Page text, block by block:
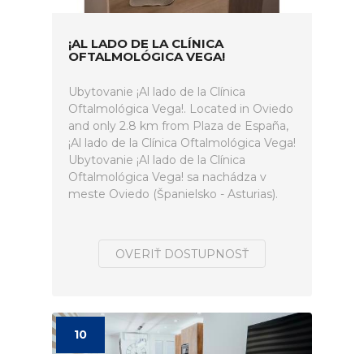
¡AL LADO DE LA CLÍNICA
OFTALMOLÓGICA VEGA!
Ubytovanie ¡Al lado de la Clínica
Oftalmológica Vega!. Located in Oviedo
and only 2.8 km from Plaza de España,
¡Al lado de la Clínica Oftalmológica Vega!
Ubytovanie ¡Al lado de la Clínica
Oftalmológica Vega! sa nachádza v
meste Oviedo (Španielsko - Asturias).
OVERIŤ DOSTUPNOSŤ
10